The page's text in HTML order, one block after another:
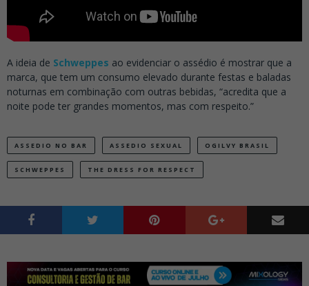
A ideia de Schweppes ao evidenciar o assédio é mostrar que a
marca, que tem um consumo elevado durante festas e baladas
noturnas em combinação com outras bebidas, “acredita que a
noite pode ter grandes momentos, mas com respeito.”
ASSEDIO NO BAR ASSEDIO SEXUAL OGILVY BRASIL
SCHWEPPES THE DRESS FOR RESPECT